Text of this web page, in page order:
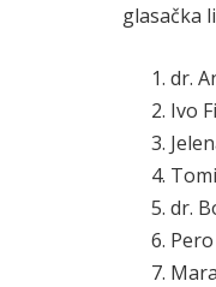
glasačka
dr.
Ivo
dr.